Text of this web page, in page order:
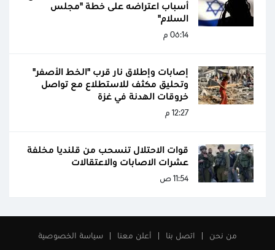
أسباب اعتراضه على خطة "مجلس
السلام"
06:14 م
إصابات وإطلاق نار قرب "الخط الأصفر"
وتحليق مكثف للاستطلاع مع تواصل
خروقات الهدنة في غزة
12:27 م
قوات الاحتلال تنسحب من قلنديا مخلفة
عشرات الاصابات والاعتقالات
11:54 ص
من نحن اتصل بنا أعلن معنا سياسة الخصوصية